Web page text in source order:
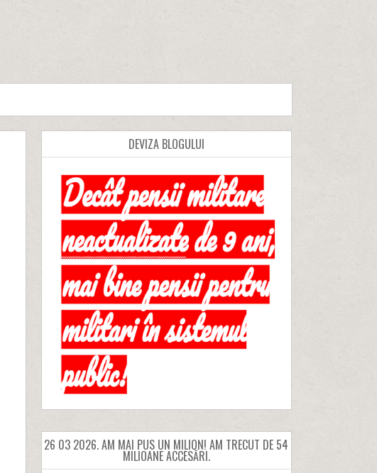
DEVIZA BLOGULUI
26 03 2026. AM MAI PUS UN MILION! AM TRECUT DE 54
MILIOANE ACCESĂRI.